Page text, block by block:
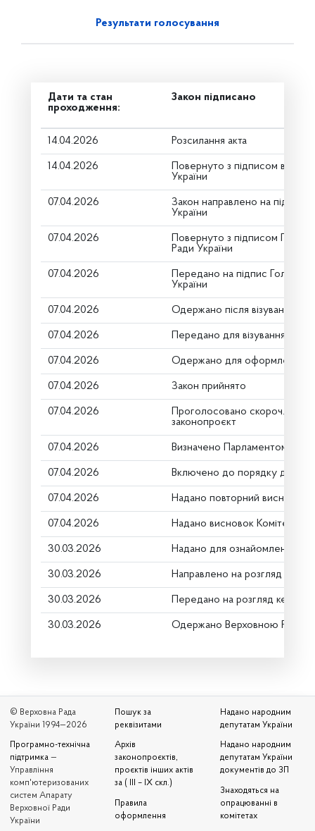
Результати голосування
Дати та стан
проходження:
Закон підписано
14.04.2026 Розсилання акта
14.04.2026
Повернуто з підписом від
України
07.04.2026
Закон направлено на підпис
України
07.04.2026
Повернуто з підписом
Ради України
07.04.2026
Передано на підпис Голові
України
07.04.2026 Одержано після візування
07.04.2026 Передано для візування в
07.04.2026 Одержано для оформлення
07.04.2026 Закон прийнято
07.04.2026
Проголосовано скороч.
законопроєкт
07.04.2026 Визначено Парламентом як
07.04.2026 Включено до порядку
07.04.2026 Надано повторний висновок
07.04.2026 Надано висновок Комітету
30.03.2026 Надано для ознайомлення
30.03.2026 Направлено на розгляд
30.03.2026 Передано на розгляд
30.03.2026 Одержано Верховною Радою
© Верховна Рада
України 1994—2026
Програмно-технічна
підтримка —
Управління
комп'ютеризованих
систем Апарату
Верховної Ради
України
Пошук за
реквізитами
Архів
законопроєктів,
проєктів інших актів
за ( III – IX скл.)
Правила
оформлення
Надано народним
депутатам України
Надано народним
депутатам України
документів до ЗП
Знаходяться на
опрацюванні в
комітетах